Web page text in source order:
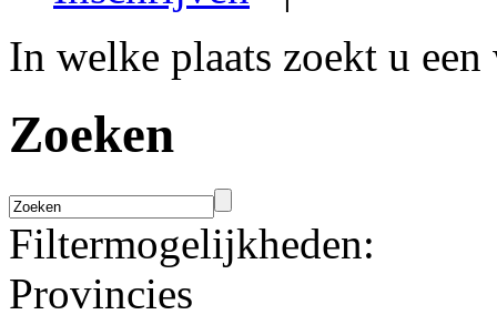
In welke plaats zoekt u een
Zoeken
Filtermogelijkheden:
Provincies